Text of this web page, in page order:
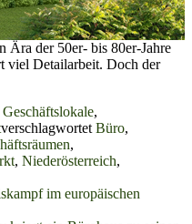
Ära der 50er- bis 80er-Jahre
viel Detailarbeit. Doch der
Geschäftslokale,
verschlagwortet Büro,
,
, Niederösterreich,
im europäischen